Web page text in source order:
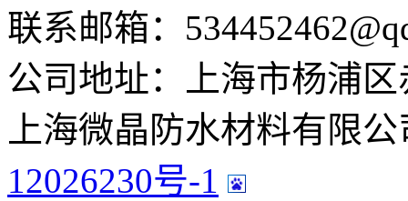
联系邮箱：
公司地址：上海市杨浦
上海微晶防水材料有限
12026230号-1